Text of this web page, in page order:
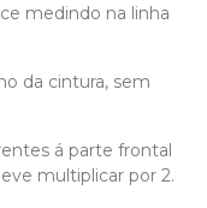
medindo na linha
da cintura, sem
á parte frontal
multiplicar por 2.